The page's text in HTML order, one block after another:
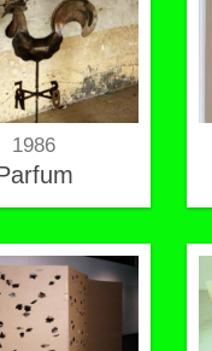
1986